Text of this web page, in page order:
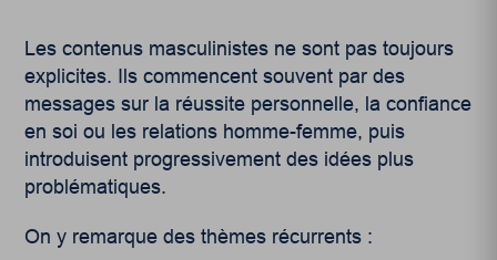
Les contenus masculinistes ne sont pas toujours
explicites. Ils commencent souvent par des
messages sur la réussite personnelle, la confiance
en soi ou les relations homme-femme, puis
introduisent progressivement des idées plus
problématiques.
On y remarque des thèmes récurrents :